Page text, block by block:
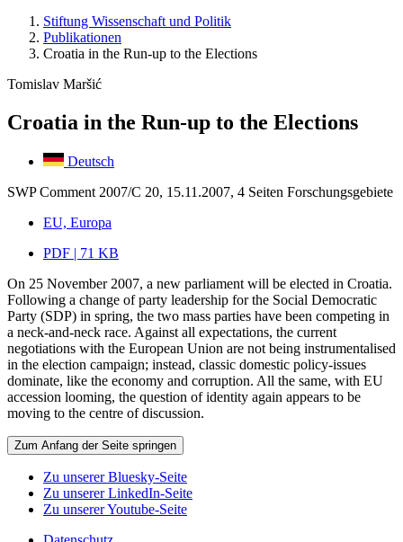
Stiftung Wissenschaft und Politik
Publikationen
Croatia in the Run-up to the Elections
Tomislav Maršić
Croatia in the Run-up to the Elections
Deutsch
SWP Comment 2007/C 20, 15.11.2007, 4 Seiten Forschungsgebiete
EU, Europa
PDF | 71 KB
On 25 November 2007, a new parliament will be elected in Croatia.
Following a change of party leadership for the Social Democratic
Party (SDP) in spring, the two mass parties have been competing in
a neck-and-neck race. Against all expectations, the current
negotiations with the European Union are not being instrumentalised
in the election campaign; instead, classic domestic policy-issues
dominate, like the economy and corruption. All the same, with EU
accession looming, the question of identity again appears to be
moving to the centre of discussion.
Zum Anfang der Seite springen
Zu unserer Bluesky-Seite
Zu unserer LinkedIn-Seite
Zu unserer Youtube-Seite